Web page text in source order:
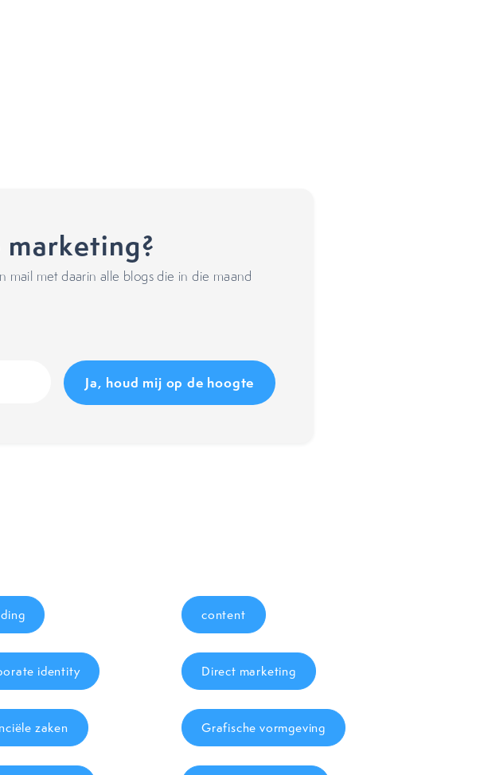
met daarin alle blogs die in die maand
content
identity Direct marketing
zaken Grafische vormgeving